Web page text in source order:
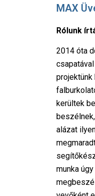
MAX
Rólunk
2014 óta
kerültek
alázat
munka